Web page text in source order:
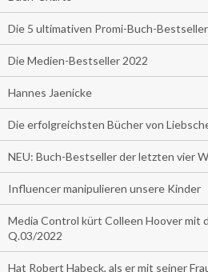
Die 5 ultimativen Promi-Buch-
Die Medien-Bestseller 2022
Hannes Jaenicke
Die erfolgreichsten Bücher von
NEU: Buch-Bestseller der letzten vier
Influencer manipulieren unsere Kinder
Media Control kürt Colleen Hoover mit
Q.03/2022
Hat Robert Habeck, als er mit seiner